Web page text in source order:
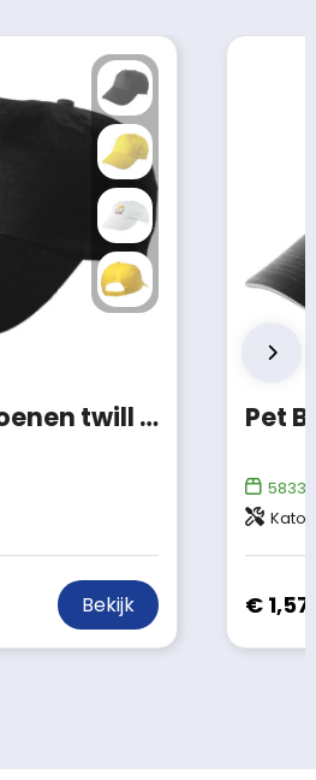
Pet Lisa | Katoenen twill | 5 panels
Bekijk
Pet
58335
€ 1,57